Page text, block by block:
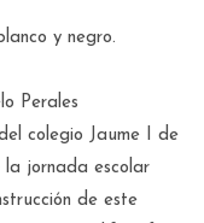
y negro.
Perales
colegio Jaume I de
jornada escolar
de este